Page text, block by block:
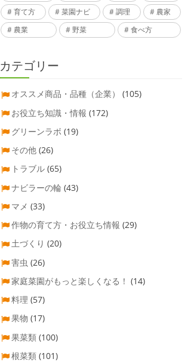
育て方
菜園ナビ 調理
農家
農業
野菜 食べ方
カテゴリー
オススメ商品・品種（企業）
(105)
お役立ち知識・情報 (172)
グリーンラボ (19)
その他 (26)
トラブル (65)
ナビラーの輪 (43)
マメ (33)
作物の育て方・お役立ち情報 (29)
土づくり (20)
害虫 (26)
家庭菜園がもっと楽しくなる！ (14)
料理 (57)
果物 (17)
果菜類 (100)
根菜類 (101)